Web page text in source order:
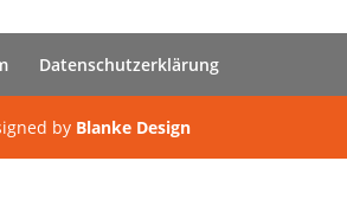
Datenschutzerklärung
by Blanke Design